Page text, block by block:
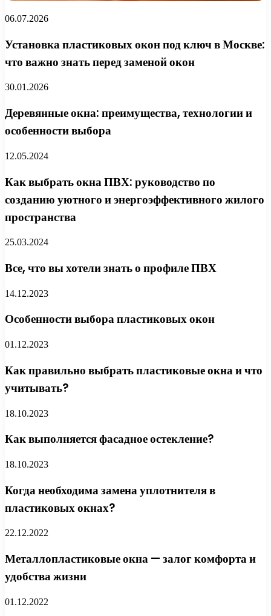
06.07.2026
Установка пластиковых окон под ключ в Москве:
что важно знать перед заменой окон
30.01.2026
Деревянные окна: преимущества, технологии и
особенности выбора
12.05.2024
Как выбрать окна ПВХ: руководство по
созданию уютного и энергоэффективного жилого
пространства
25.03.2024
Все, что вы хотели знать о профиле ПВХ
14.12.2023
Особенности выбора пластиковых окон
01.12.2023
Как правильно выбрать пластиковые окна и что
учитывать?
18.10.2023
Как выполняется фасадное остекление?
18.10.2023
Когда необходима замена уплотнителя в
пластиковых окнах?
22.12.2022
Металлопластиковые окна — залог комфорта и
удобства жизни
01.12.2022